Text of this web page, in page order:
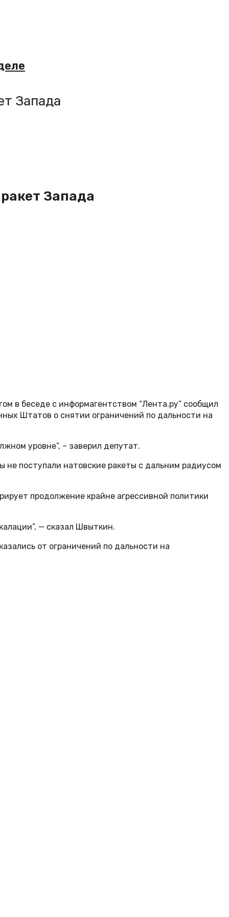
Запада
Запада
в беседе с информагентством “Лента.ру” сообщил
Штатов о снятии ограничений по дальности на
уровне”, – заверил депутат.
поступали натовские ракеты с дальним радиусом
продолжение крайне агрессивной политики
— сказал Швыткин.
от ограничений по дальности на